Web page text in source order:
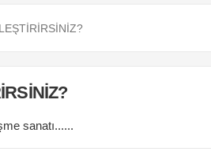
sanatı......